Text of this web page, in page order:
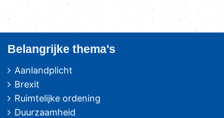
Belangrijke thema's
Aanlandplicht
Brexit
Ruimtelijke ordening
Duurzaamheid